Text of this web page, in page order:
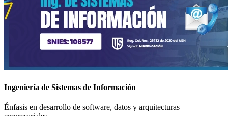
Ingeniería de Sistemas de Información
Énfasis en desarrollo de software, datos y arquitecturas